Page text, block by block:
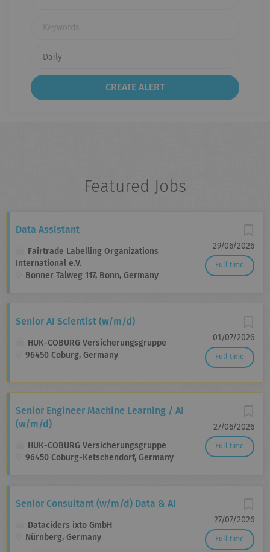
Featured Jobs
29/06/2026
Full time
Data Assistant
Fairtrade Labelling Organizations
International e.V.
Bonner Talweg 117, Bonn, Germany
01/07/2026
Full time
Senior AI Scientist (w/m/d)
HUK-COBURG Versicherungsgruppe
96450 Coburg, Germany
27/06/2026
Full time
Senior Engineer Machine Learning / AI
(w/m/d)
HUK-COBURG Versicherungsgruppe
96450 Coburg-Ketschendorf, Germany
27/07/2026
Full time
Senior Consultant (w/m/d) Data & AI
Dataciders ixto GmbH
Nürnberg, Germany